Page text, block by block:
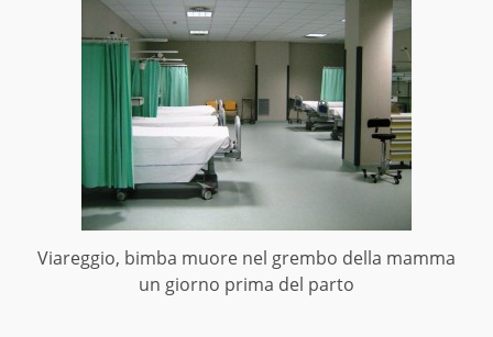
Viareggio, bimba muore nel grembo della mamma
un giorno prima del parto